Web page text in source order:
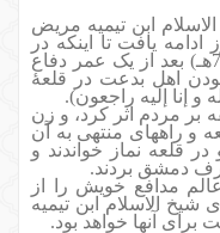
(728هـ) شیخ الاسلام ابن تیمیه مریض
یافت تا اینکه در
سحرگاه بیست و دوم ذی القعده (728هـ) بعد از یک عمر دفاع
اهل بدعت در قلعۀ
إنا إليه راجعون).
بر مردم اثر کرد، و زن
و راههای منتهی به آن
قلعه نماز خواندند و
دمشق بردند.
مدافع خویش را از
شیخ الاسلام ابن تیمیه
برای آنها خواهد بود.